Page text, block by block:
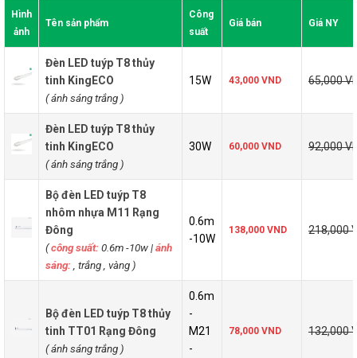
Hình
ảnh
Tên sản phẩm
Công
suất
Giá bán Giá NY
Đèn LED tuýp T8 thủy
tinh KingECO
( ánh sáng trắng )
15W 43,000 VND 65,000
Đèn LED tuýp T8 thủy
tinh KingECO
( ánh sáng trắng )
30W 60,000 VND 92,000
Bộ đèn LED tuýp T8
nhôm nhựa M11 Rạng
Đông
(công suất:0.6m -10w|ánh
sáng: , trắng , vàng )
0.6m
-10W
138,000 VND 218,000
Bộ đèn LED tuýp T8 thủy
tinh TT01 Rạng Đông
( ánh sáng trắng )
0.6m
-
M21
-
78,000 VND 132,000